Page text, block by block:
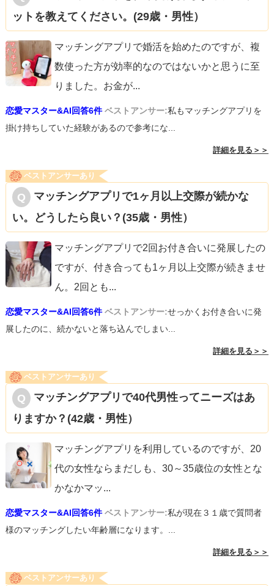
ットを教えてください。(29歳・男性）
マッチングアプリで婚活を始めたのですが、複
数使った方が効率的なのではないかと思うに至
りました。お金が...
恋愛マスター&AI回答6件 ベストアンサー:私もマッチングアプリを
掛け持ちしていた経験があるので参考にな...
詳細を見る＞＞
ベストアンサーあり
マッチングアプリで1ヶ月以上交際が続かな
い。どうしたら良い？(35歳・男性）
マッチングアプリで2回お付き合いに発展したの
ですが、付き合っても1ヶ月以上交際が続きませ
ん。2回とも...
恋愛マスター&AI回答6件 ベストアンサー:せっかくお付き合いに発
展したのに、続かないと落ち込んでしまい...
詳細を見る＞＞
ベストアンサーあり
マッチングアプリで40代男性ってニーズはあ
りますか？(42歳・男性）
マッチングアプリを利用しているのですが、20
代の女性ならまだしも、30～35歳位の女性とな
かなかマッ...
恋愛マスター&AI回答6件 ベストアンサー:私が現在３１歳で質問者
様のマッチングしたい年齢層になります。...
詳細を見る＞＞
ベストアンサーあり